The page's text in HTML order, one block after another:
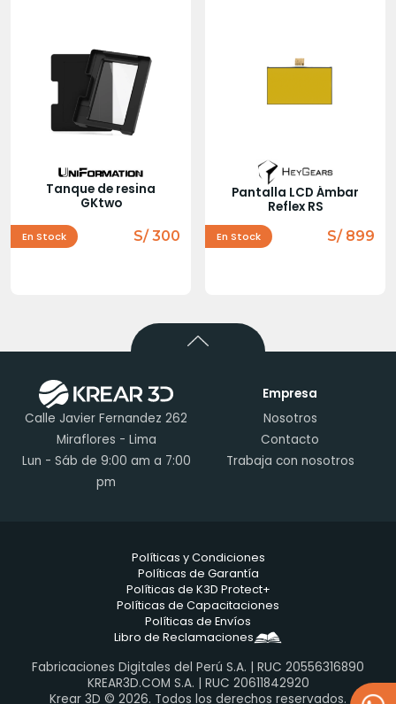
Tanque de resina
GKtwo
En Stock S/ 300
Pantalla LCD Ámbar
Reflex RS
En Stock S/ 899
Calle Javier Fernandez 262
Miraflores - Lima
Lun - Sáb de 9:00 am a 7:00
pm
Empresa
Nosotros
Contacto
Trabaja con nosotros
Políticas y Condiciones
Políticas de Garantía
Políticas de K3D Protect+
Políticas de Capacitaciones
Políticas de Envíos
Libro de Reclamaciones
Fabricaciones Digitales del Perú S.A. | RUC 20556316890
KREAR3D.COM S.A. | RUC 20611842920
Krear 3D © 2026. Todos los derechos reservados.